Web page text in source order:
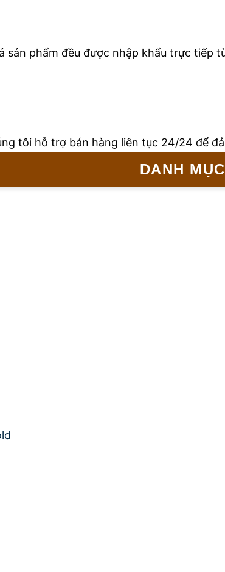
sản phẩm đều được nhập khẩu trực tiếp
tôi hỗ trợ bán hàng liên tục 24/24 để
DANH